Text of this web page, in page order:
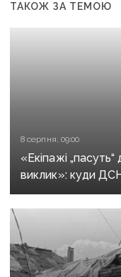
ТАКОЖ ЗА ТЕМОЮ
8 серпня, 09:00
«Екіпажі
виклик»: куди
надзвичайних
та Слов’янську